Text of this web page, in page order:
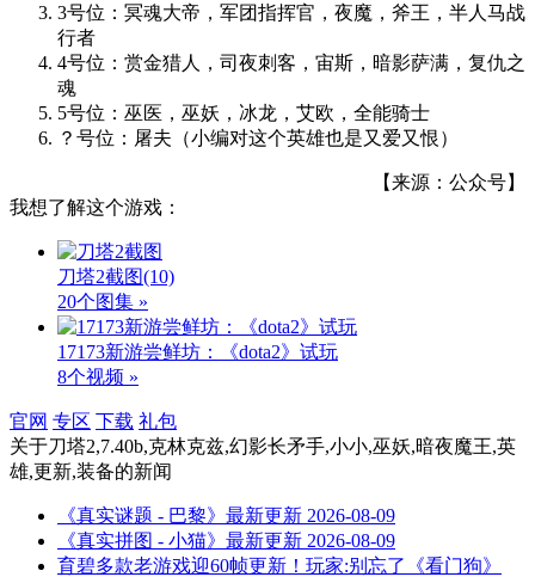
3号位：冥魂大帝，军团指挥官，夜魔，斧王，半人马战
行者
4号位：赏金猎人，司夜刺客，宙斯，暗影萨满，复仇之
魂
5号位：巫医，巫妖，冰龙，艾欧，全能骑士
？号位：屠夫（小编对这个英雄也是又爱又恨）
【来源：公众号】
我想了解这个游戏：
刀塔2截图(10)
20个图集 »
17173新游尝鲜坊：《dota2》试玩
8个视频 »
官网 专区 下载 礼包
关于刀塔2,7.40b,克林克兹,幻影长矛手,小小,巫妖,暗夜魔王,英
雄,更新,装备的新闻
《真实谜题 - 巴黎》最新更新 2026-08-09
《真实拼图 - 小猫》最新更新 2026-08-09
育碧多款老游戏迎60帧更新！玩家:别忘了《看门狗》